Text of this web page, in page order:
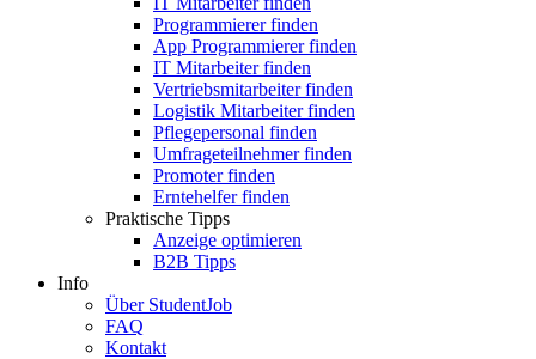
Programmierer finden
App Programmierer finden
IT Mitarbeiter finden
Vertriebsmitarbeiter finden
Logistik Mitarbeiter finden
Pflegepersonal finden
Umfrageteilnehmer finden
Promoter finden
Erntehelfer finden
Praktische Tipps
Anzeige optimieren
B2B Tipps
Info
Über StudentJob
FAQ
Kontakt